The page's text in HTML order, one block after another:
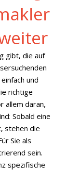
gibt, die auf
und
richtige
allem daran,
Sobald eine
stehen die
Sie als
sein.
spezifische